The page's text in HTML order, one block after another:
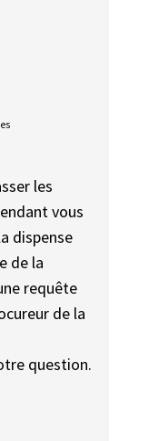
les
vous
dispense
de la
requête
de la
question.